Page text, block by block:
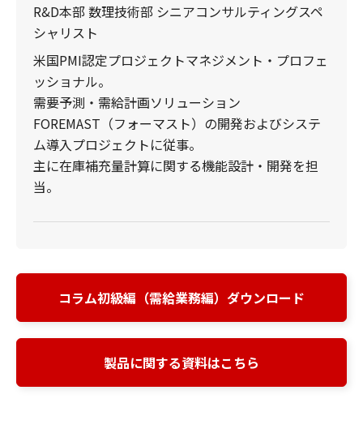
R&D本部 数理技術部 シニアコンサルティングスペ
シャリスト
米国PMI認定プロジェクトマネジメント・プロフェ
ッショナル。
需要予測・需給計画ソリューション
FOREMAST（フォーマスト）の開発およびシステ
ム導入プロジェクトに従事。
主に在庫補充量計算に関する機能設計・開発を担
当。
コラム初級編（需給業務編）ダウンロード
製品に関する資料はこちら